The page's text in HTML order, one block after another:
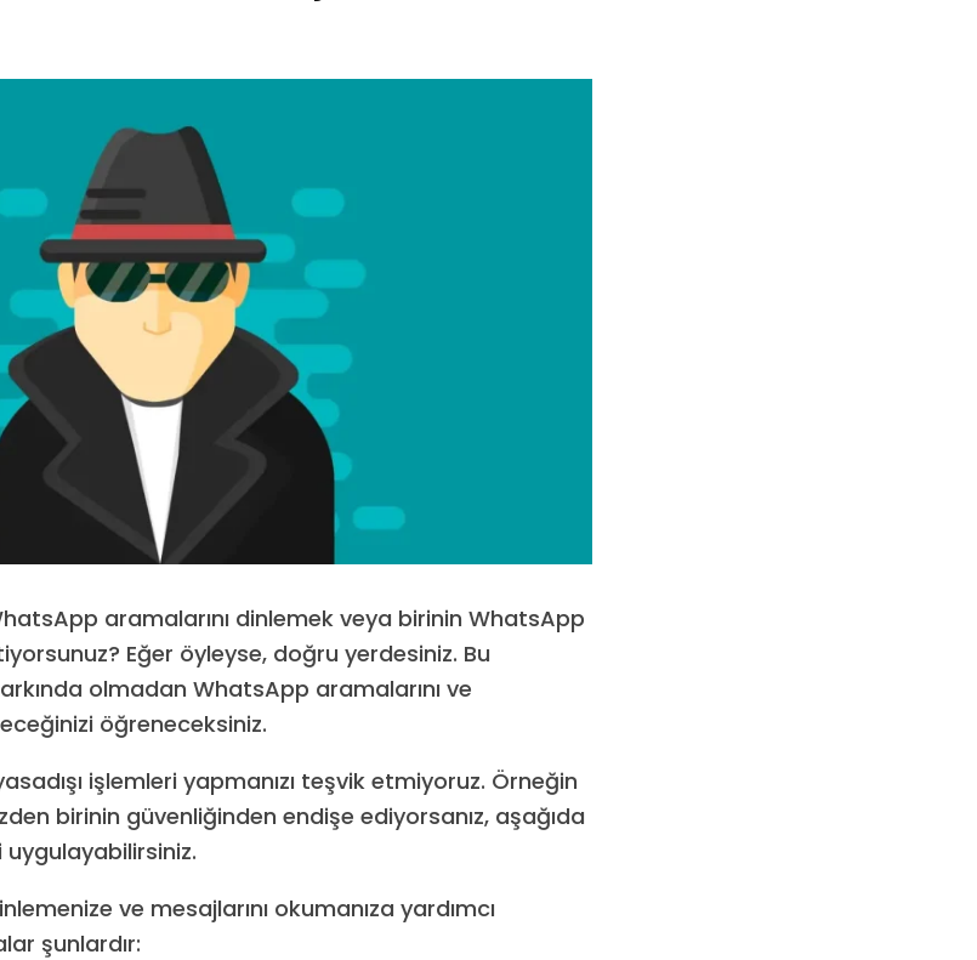
aramalarını dinlemek veya birinin WhatsApp
Eğer öyleyse, doğru yerdesiniz. Bu
olmadan WhatsApp aramalarını ve
öğreneceksiniz.
işlemleri yapmanızı teşvik etmiyoruz. Örneğin
birinin güvenliğinden endişe ediyorsanız, aşağıda
ve mesajlarını okumanıza yardımcı
şunlardır: